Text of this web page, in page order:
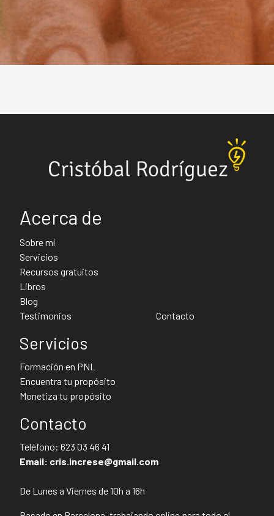
CONTACTAR AHORA →
Acerca de
Sobre mí
Servicios
Recursos gratuitos
Libros
Blog
Testimonios
Contacto
Servicios
Formación en PNL
Encuentra tu propósito
Monetiza tu propósito
Contacto
Teléfono: 623 03 46 41
Email: cris.increse@gmail.com
De Lunes a Viernes de 10h a 16h